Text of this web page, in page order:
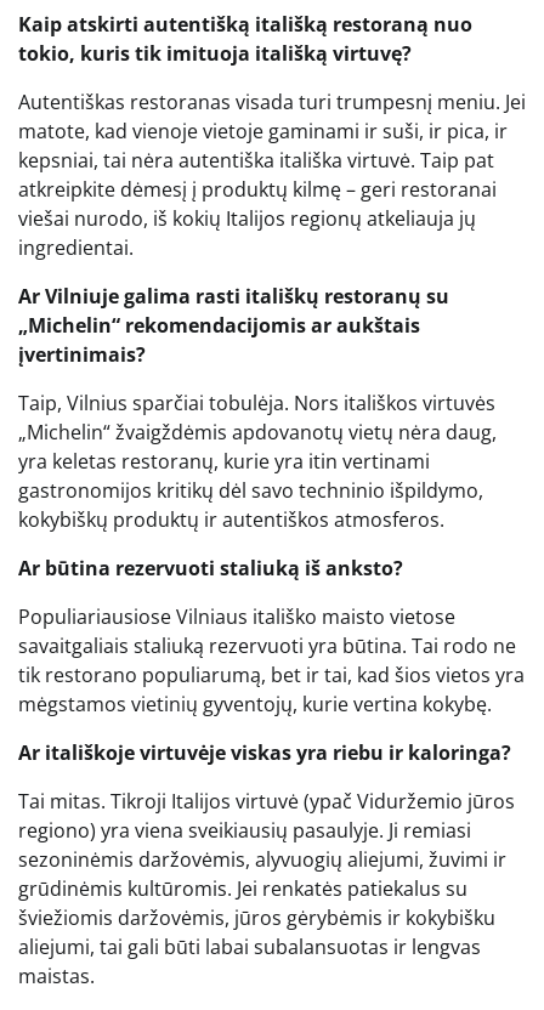
Kaip atskirti autentišką itališką restoraną nuo
tokio, kuris tik imituoja itališką virtuvę?
Autentiškas restoranas visada turi trumpesnį meniu. Jei
matote, kad vienoje vietoje gaminami ir suši, ir pica, ir
kepsniai, tai nėra autentiška itališka virtuvė. Taip pat
atkreipkite dėmesį į produktų kilmę – geri restoranai
viešai nurodo, iš kokių Italijos regionų atkeliauja jų
ingredientai.
Ar Vilniuje galima rasti itališkų restoranų su
„Michelin“ rekomendacijomis ar aukštais
įvertinimais?
Taip, Vilnius sparčiai tobulėja. Nors itališkos virtuvės
„Michelin“ žvaigždėmis apdovanotų vietų nėra daug,
yra keletas restoranų, kurie yra itin vertinami
gastronomijos kritikų dėl savo techninio išpildymo,
kokybiškų produktų ir autentiškos atmosferos.
Ar būtina rezervuoti staliuką iš anksto?
Populiariausiose Vilniaus itališko maisto vietose
savaitgaliais staliuką rezervuoti yra būtina. Tai rodo ne
tik restorano populiarumą, bet ir tai, kad šios vietos yra
mėgstamos vietinių gyventojų, kurie vertina kokybę.
Ar itališkoje virtuvėje viskas yra riebu ir kaloringa?
Tai mitas. Tikroji Italijos virtuvė (ypač Viduržemio jūros
regiono) yra viena sveikiausių pasaulyje. Ji remiasi
sezoninėmis daržovėmis, alyvuogių aliejumi, žuvimi ir
grūdinėmis kultūromis. Jei renkatės patiekalus su
šviežiomis daržovėmis, jūros gėrybėmis ir kokybišku
aliejumi, tai gali būti labai subalansuotas ir lengvas
maistas.